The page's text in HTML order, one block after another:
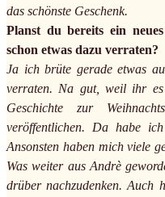
das schönste Geschenk.
Planst du bereits ein
schon etwas dazu verraten?
Ja ich brüte gerade etwas
verraten. Na gut, weil ihr
Geschichte zur
veröffentlichen. Da habe
Ansonsten haben mich viele
Was weiter aus Andrè
drüber nachzudenken. Auch